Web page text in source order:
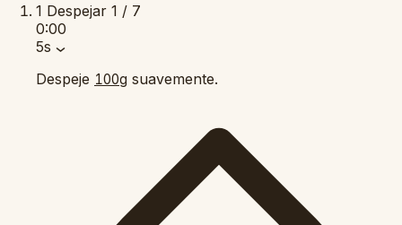
1 Despejar 1 / 7
0:00
5s
Despeje 100g suavemente.